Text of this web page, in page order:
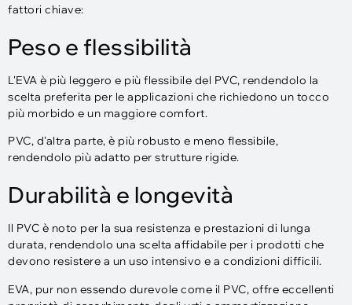
fattori chiave:
Peso e flessibilità
L'EVA è più leggero e più flessibile del PVC, rendendolo la
scelta preferita per le applicazioni che richiedono un tocco
più morbido e un maggiore comfort.
PVC, d'altra parte, è più robusto e meno flessibile,
rendendolo più adatto per strutture rigide.
Durabilità e longevità
Il PVC è noto per la sua resistenza e prestazioni di lunga
durata, rendendolo una scelta affidabile per i prodotti che
devono resistere a un uso intensivo e a condizioni difficili.
EVA, pur non essendo durevole come il PVC, offre eccellenti